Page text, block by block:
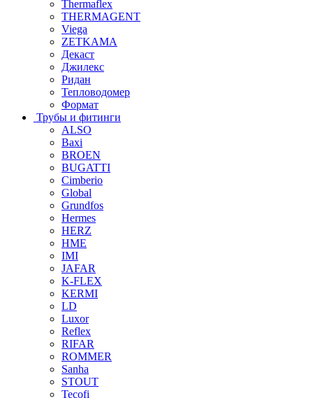
Thermaflex
THERMAGENT
Viega
ZETKAMA
Декаст
Джилекс
Ридан
Тепловодомер
Формат
Трубы и фитинги
ALSO
Baxi
BROEN
BUGATTI
Cimberio
Global
Grundfos
Hermes
HERZ
HME
IMI
JAFAR
K-FLEX
KERMI
LD
Luxor
Reflex
RIFAR
ROMMER
Sanha
STOUT
Tecofi